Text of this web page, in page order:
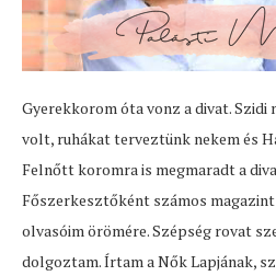
Gyerekkorom óta vonz a divat. Szidi
volt, ruhákat terveztünk nekem és
Felnőtt koromra is megmaradt a
Főszerkesztőként számos
olvasóim örömére. Szépség rovat
dolgoztam. Írtam a Nők Lapjának,